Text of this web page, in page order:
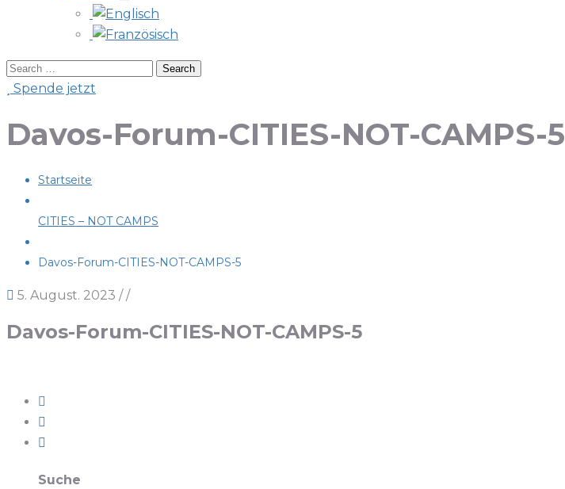
Spende jetzt
Davos-Forum-CITIES-NOT-CAMPS-5
Startseite
CITIES – NOT CAMPS
Davos-Forum-CITIES-NOT-CAMPS-5
5. August. 2023 / /
Davos-Forum-CITIES-NOT-CAMPS-5
Suche